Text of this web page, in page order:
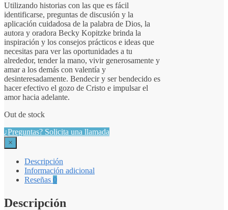
Utilizando historias con las que es fácil
identificarse, preguntas de discusión y la
aplicación cuidadosa de la palabra de Dios, la
autora y oradora Becky Kopitzke brinda la
inspiración y los consejos prácticos e ideas que
necesitas para ver las oportunidades a tu
alrededor, tender la mano, vivir generosamente y
amar a los demás con valentía y
desinteresadamente. Bendecir y ser bendecido es
hacer efectivo el gozo de Cristo e impulsar el
amor hacia adelante.
Out de stock
¿Preguntas? Solicita una llamada
×
Descripción
Información adicional
Reseñas 0
Descripción